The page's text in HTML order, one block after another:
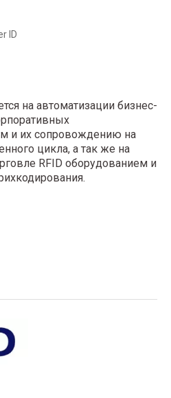
ID
на автоматизации бизнес-
и их сопровождению на
цикла, а так же на
RFID оборудованием и